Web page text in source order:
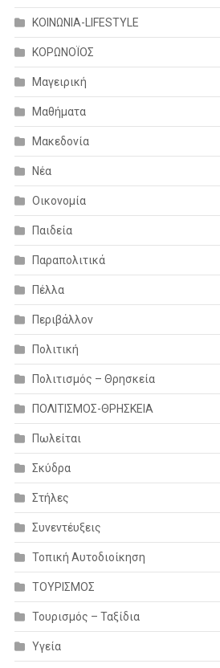
ΚΟΙΝΩΝΙΑ-LIFESTYLE
ΚΟΡΩΝΟΪΟΣ
Μαγειρική
Μαθήματα
Μακεδονία
Νέα
Οικονομία
Παιδεία
Παραπολιτικά
Πέλλα
Περιβάλλον
Πολιτική
Πολιτισμός – Θρησκεία
ΠΟΛΙΤΙΣΜΟΣ-ΘΡΗΣΚΕΙΑ
Πωλείται
Σκύδρα
Στήλες
Συνεντέυξεις
Τοπική Αυτοδιοίκηση
ΤΟΥΡΙΣΜΟΣ
Τουρισμός – Ταξίδια
Υγεία